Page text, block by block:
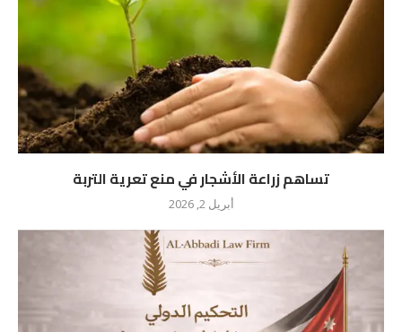
تساهم زراعة الأشجار في منع تعرية التربة
أبريل 2, 2026